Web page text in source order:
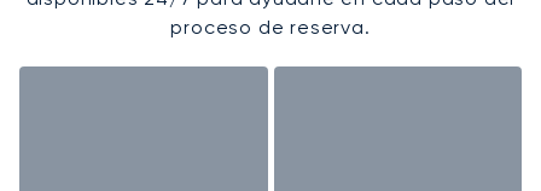
proceso de reserva.